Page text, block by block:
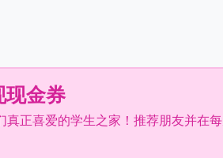
金券
真正喜爱的学生之家！推荐朋友并在